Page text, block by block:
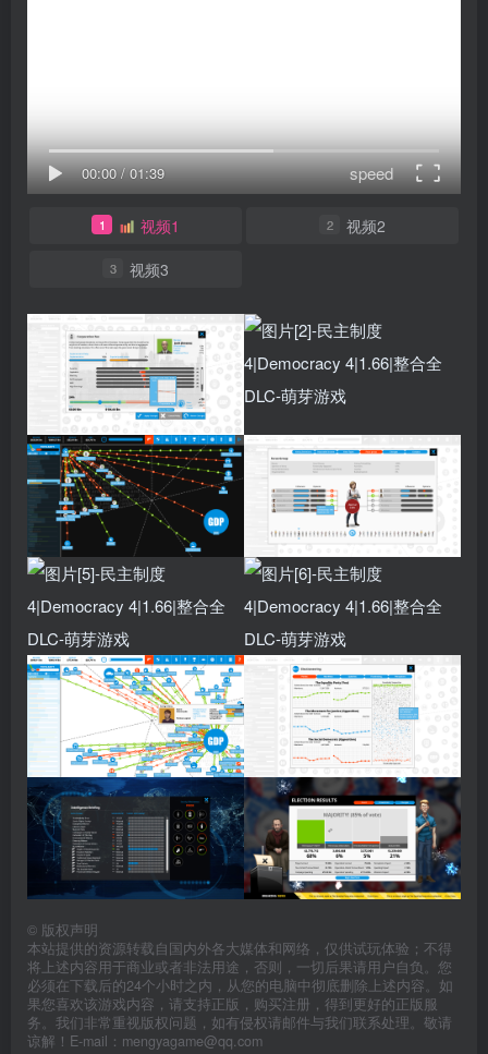
00:00/01:39 speed
1 视频1 2 视频2
3 视频3
© 版权声明
本站提供的资源转载自国内外各大媒体和网络，仅供试玩体验；不得
将上述内容用于商业或者非法用途，否则，一切后果请用户自负。您
必须在下载后的24个小时之内，从您的电脑中彻底删除上述内容。如
果您喜欢该游戏内容，请支持正版，购买注册，得到更好的正版服
务。我们非常重视版权问题，如有侵权请邮件与我们联系处理。敬请
谅解！E-mail：mengyagame@qq.com